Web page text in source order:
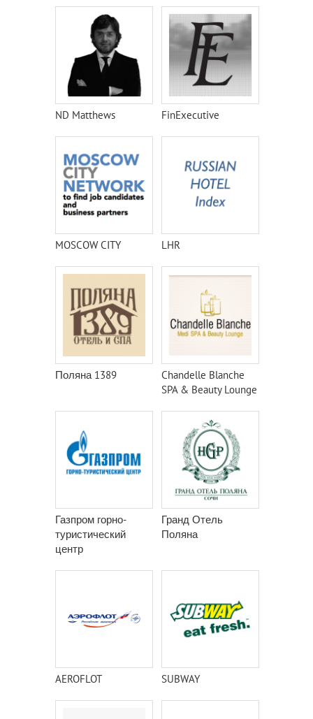
ND Matthews FinExecutive
MOSCOW CITY LHR
Поляна 1389
Chandelle Blanche
SPA & Beauty Lounge
Газпром горно-
туристический
центр
Гранд Отель
Поляна
AEROFLOT SUBWAY